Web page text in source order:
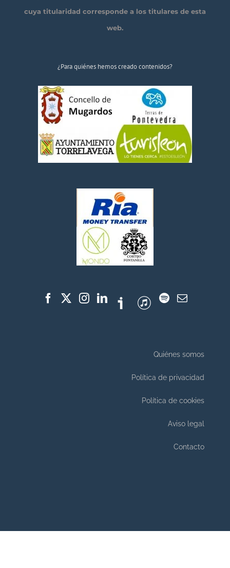
cuya titularidad corresponde a los titulares de esta
web.
¿Para quiénes hemos creado contenidos?
Quiénes somos
Política de privacidad
Política de cookies
Aviso legal
Contacto